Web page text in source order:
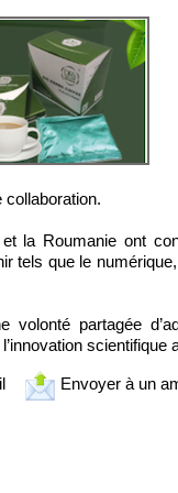
collaboration.
la Roumanie ont
tels que le
volonté partagée
scientifique
Envoyer à un